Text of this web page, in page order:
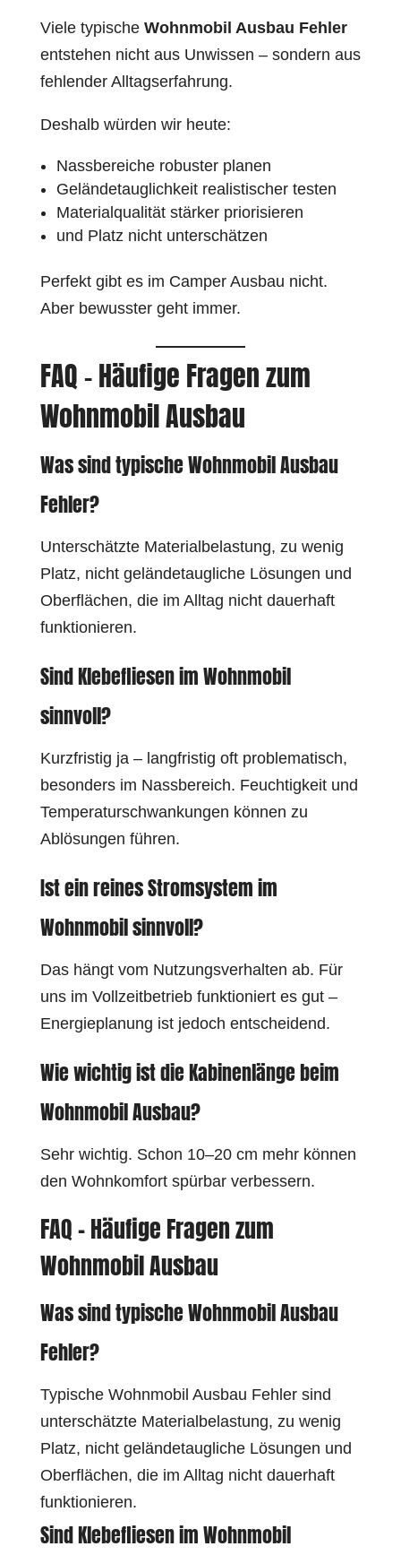
Viele typische Wohnmobil Ausbau Fehler
entstehen nicht aus Unwissen – sondern aus
fehlender Alltagserfahrung.
Deshalb würden wir heute:
Nassbereiche robuster planen
Geländetauglichkeit realistischer testen
Materialqualität stärker priorisieren
und Platz nicht unterschätzen
Perfekt gibt es im Camper Ausbau nicht.
Aber bewusster geht immer.
FAQ – Häufige Fragen zum
Wohnmobil Ausbau
Was sind typische Wohnmobil Ausbau
Fehler?
Unterschätzte Materialbelastung, zu wenig
Platz, nicht geländetaugliche Lösungen und
Oberflächen, die im Alltag nicht dauerhaft
funktionieren.
Sind Klebefliesen im Wohnmobil
sinnvoll?
Kurzfristig ja – langfristig oft problematisch,
besonders im Nassbereich. Feuchtigkeit und
Temperaturschwankungen können zu
Ablösungen führen.
Ist ein reines Stromsystem im
Wohnmobil sinnvoll?
Das hängt vom Nutzungsverhalten ab. Für
uns im Vollzeitbetrieb funktioniert es gut –
Energieplanung ist jedoch entscheidend.
Wie wichtig ist die Kabinenlänge beim
Wohnmobil Ausbau?
Sehr wichtig. Schon 10–20 cm mehr können
den Wohnkomfort spürbar verbessern.
FAQ – Häufige Fragen zum
Wohnmobil Ausbau
Was sind typische Wohnmobil Ausbau
Fehler?
Typische Wohnmobil Ausbau Fehler sind
unterschätzte Materialbelastung, zu wenig
Platz, nicht geländetaugliche Lösungen und
Oberflächen, die im Alltag nicht dauerhaft
funktionieren.
Sind Klebefliesen im Wohnmobil